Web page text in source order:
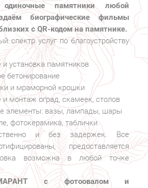
одиночные памятники любой
биографические фильмы
с QR-кодом на памятнике.
спектр услуг по благоустройству
и установка памятников
бетонирование
и мраморной крошки
и монтаж оград, скамеек, столов
элементы: вазы, лампады, шары
фотокерамика, таблички
и без задержек. Все
предоставляется
возможна в любой точке
с фотоовалом и